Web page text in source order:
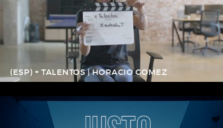
(ESP) + TALENTOS | HORACIO GOMEZ